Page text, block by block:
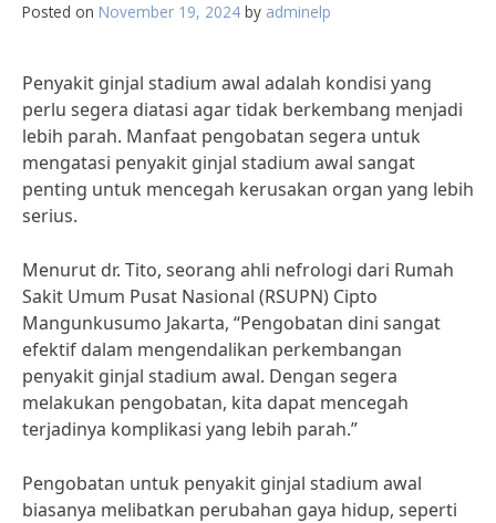
Posted on November 19, 2024 by adminelp
Penyakit ginjal stadium awal adalah kondisi yang
perlu segera diatasi agar tidak berkembang menjadi
lebih parah. Manfaat pengobatan segera untuk
mengatasi penyakit ginjal stadium awal sangat
penting untuk mencegah kerusakan organ yang lebih
serius.
Menurut dr. Tito, seorang ahli nefrologi dari Rumah
Sakit Umum Pusat Nasional (RSUPN) Cipto
Mangunkusumo Jakarta, “Pengobatan dini sangat
efektif dalam mengendalikan perkembangan
penyakit ginjal stadium awal. Dengan segera
melakukan pengobatan, kita dapat mencegah
terjadinya komplikasi yang lebih parah.”
Pengobatan untuk penyakit ginjal stadium awal
biasanya melibatkan perubahan gaya hidup, seperti